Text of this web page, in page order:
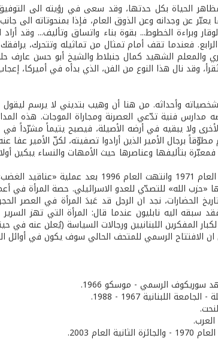
الحياة بكل حدتها، وقد سعى في رؤيته الى التوفيق
يعبّر عن وجدانه وعن الذوق العام، فإذا بمنحوتاته الى
وبراءة الخطوط... بقوة بناء واتساق وتأليف... وقد
فعندما تقف أمام تمثال من تماثيله وتتحرك،
والمعلم الشهيد كمال جنبلاط والشيخ أبو حسن عارف
وقد نال هذا النوع من الفن، الذي بدأه في أميركا،
وأحداثه. من هنا أن وهيب بتديني لا يرسم
مدارس فنية تدّعي العصرنة ومجاراة الموجات. هذه
ولا يبقيه في أرضه الأصيلة، فيصبح يتيماً مشرّداً في
برجال الأمير الذين أرادوا تصفيته، لكنّ الأمير عفا
فمعبّرة بتأليفها وعناصرها حيث الأمهات والنساء يبكين
لوحة تحرير الجنوب اللبناني بدأ الفنان برسمها
الحضارات، نجد ان الرجل قد عَبدَ المرأة في العصر
سبقه اليه نابليون عندما قال: المرأة التي تهز السرير
المفكرين اللبنانيين ورجالات السياسة (يُعلن عنه في
ان الافتتاح الرسمي للمتحف الحالي سوف يكون في أوائل
الرسمي - موسكو 1966.
1967 - 1988.
2003.